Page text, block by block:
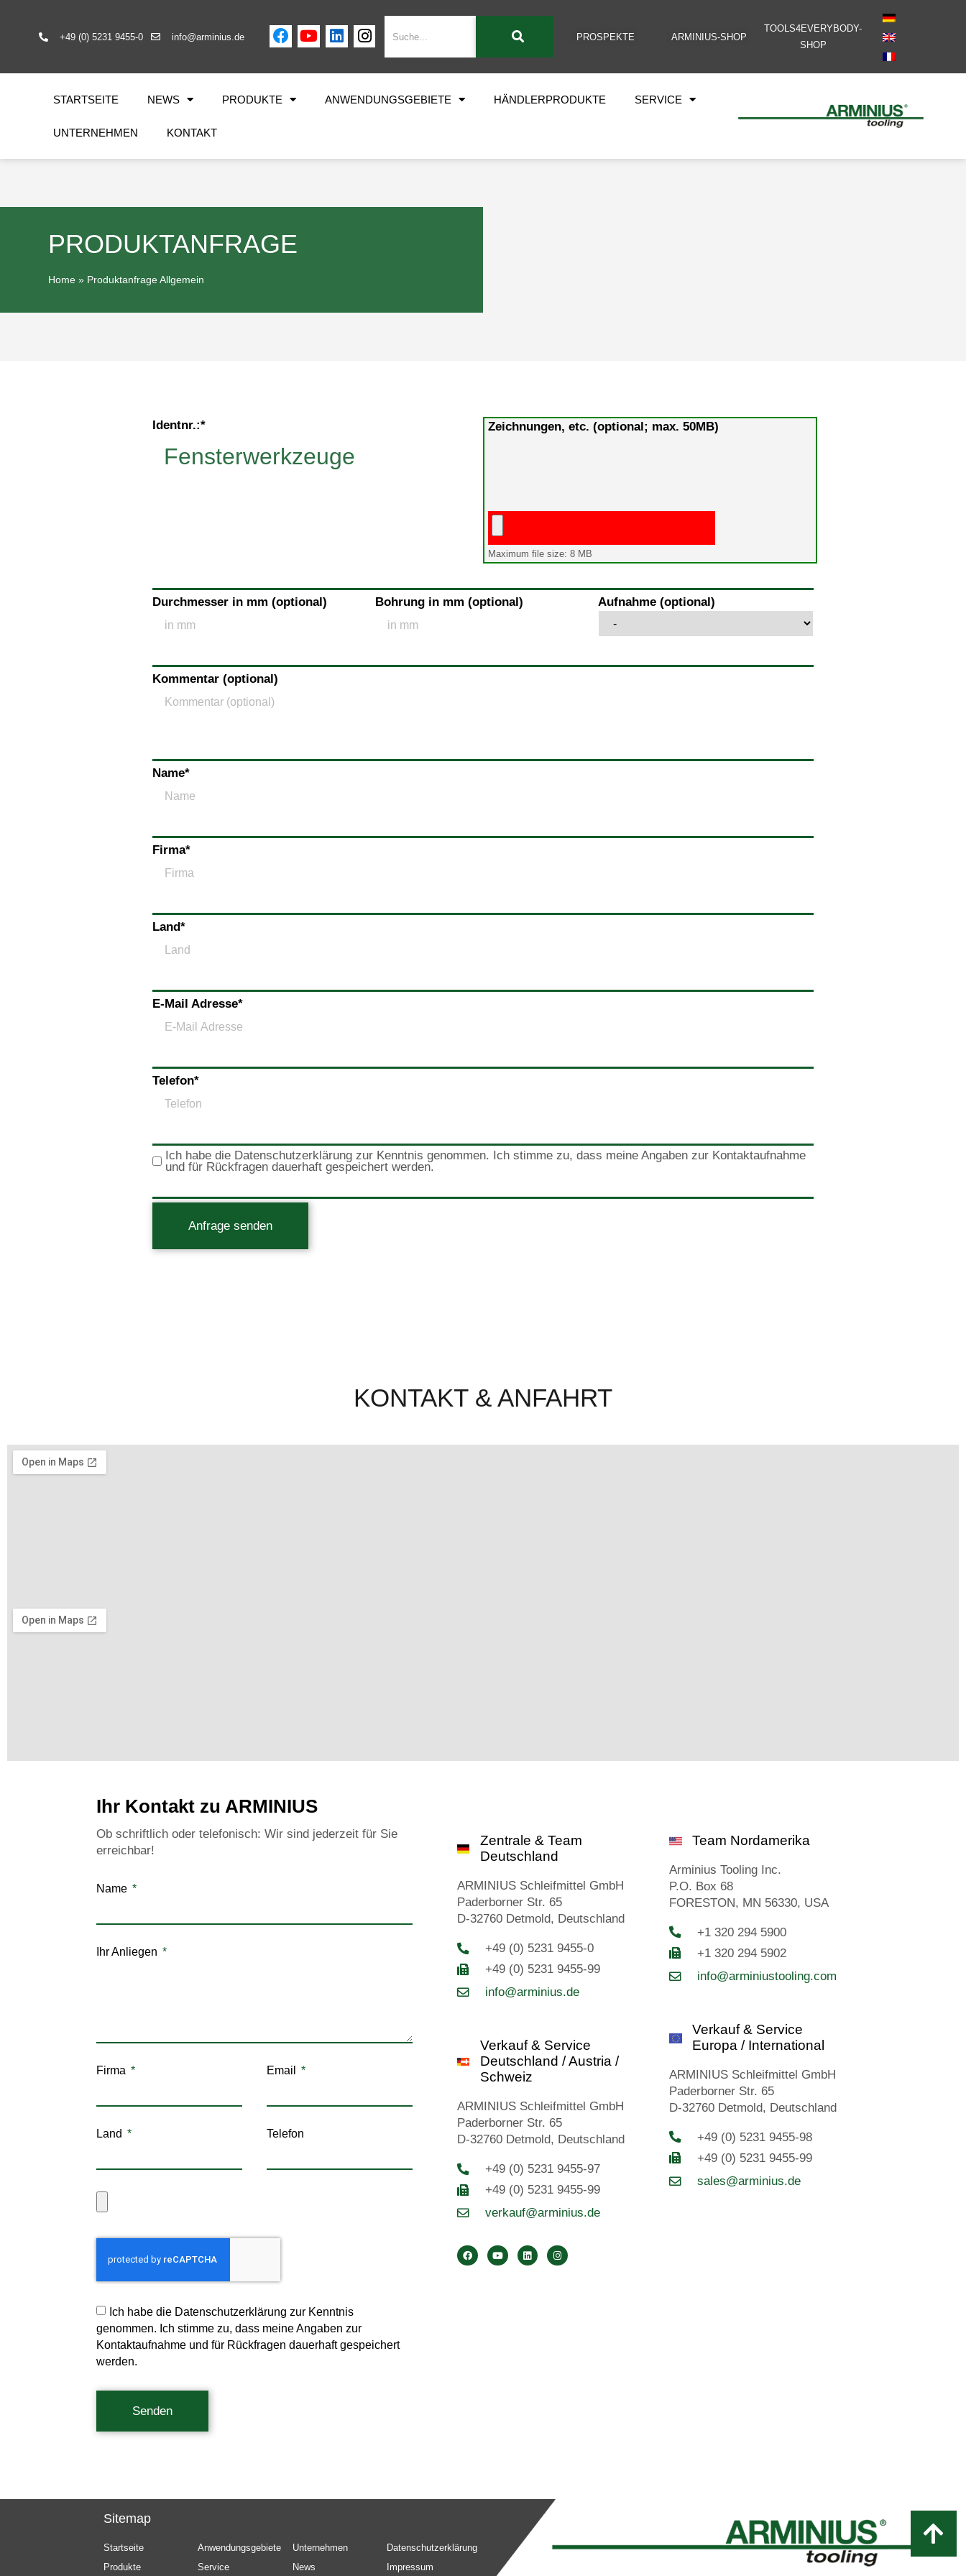
+49 (0) 5231 9455-0 info@arminius.de PROSPEKTE ARMINIUS-SHOP
TOOLS4EVERYBODY-
SHOP
STARTSEITE NEWS PRODUKTE ANWENDUNGSGEBIETE HÄNDLERPRODUKTE SERVICE
UNTERNEHMEN KONTAKT
PRODUKTANFRAGE
Home » Produktanfrage Allgemein
Identnr.:* Zeichnungen, etc. (optional; max. 50MB)
Maximum file size: 8 MB
Durchmesser in mm (optional) Bohrung in mm (optional) Aufnahme (optional)
Kommentar (optional)
Name*
Firma*
Land*
E-Mail Adresse*
Telefon*
Ich habe die Datenschutzerklärung zur Kenntnis genommen. Ich stimme zu, dass meine Angaben zur Kontaktaufnahme
und für Rückfragen dauerhaft gespeichert werden.
Anfrage senden
KONTAKT & ANFAHRT
Ihr Kontakt zu ARMINIUS
Ob schriftlich oder telefonisch: Wir sind jederzeit für Sie
erreichbar!
Name
Ihr Anliegen
Firma Email
Land Telefon
Ich habe die Datenschutzerklärung zur Kenntnis
genommen. Ich stimme zu, dass meine Angaben zur
Kontaktaufnahme und für Rückfragen dauerhaft gespeichert
werden.
Senden
Zentrale & Team
Deutschland
ARMINIUS Schleifmittel GmbH
Paderborner Str. 65
D-32760 Detmold, Deutschland
+49 (0) 5231 9455-0
+49 (0) 5231 9455-99
info@arminius.de
Verkauf & Service
Deutschland / Austria /
Schweiz
ARMINIUS Schleifmittel GmbH
Paderborner Str. 65
D-32760 Detmold, Deutschland
+49 (0) 5231 9455-97
+49 (0) 5231 9455-99
verkauf@arminius.de
Team Nordamerika
Arminius Tooling Inc.
P.O. Box 68
FORESTON, MN 56330, USA
+1 320 294 5900
+1 320 294 5902
info@arminiustooling.com
Verkauf & Service
Europa / International
ARMINIUS Schleifmittel GmbH
Paderborner Str. 65
D-32760 Detmold, Deutschland
+49 (0) 5231 9455-98
+49 (0) 5231 9455-99
sales@arminius.de
Sitemap
Startseite
Produkte
Anwendungsgebiete
Service
Unternehmen
News
Datenschutzerklärung
Impressum